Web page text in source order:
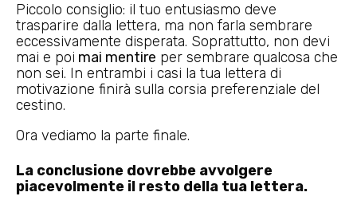
Piccolo consiglio: il tuo entusiasmo deve
trasparire dalla lettera, ma non farla sembrare
eccessivamente disperata. Soprattutto, non devi
mai e poi mai mentire per sembrare qualcosa che
non sei. In entrambi i casi la tua lettera di
motivazione finirà sulla corsia preferenziale del
cestino.
Ora vediamo la parte finale.
La conclusione dovrebbe avvolgere
piacevolmente il resto della tua lettera.